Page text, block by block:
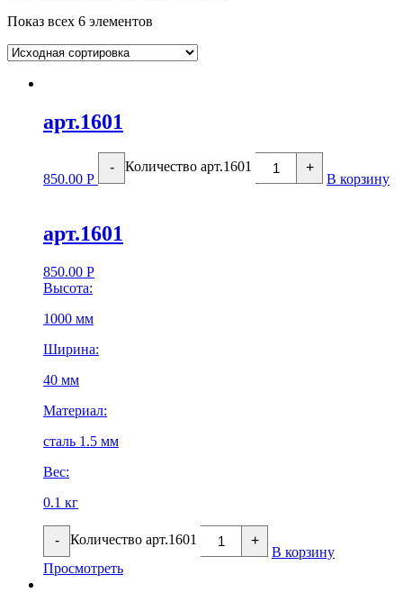
Показ всех 6 элементов
арт.1601
850.00 Р
- Количество арт.1601 +
В корзину
арт.1601
850.00 Р
Высота:
1000 мм
Ширина:
40 мм
Материал:
сталь 1.5 мм
Вес:
0.1 кг
- Количество арт.1601 +
В корзину
Просмотреть